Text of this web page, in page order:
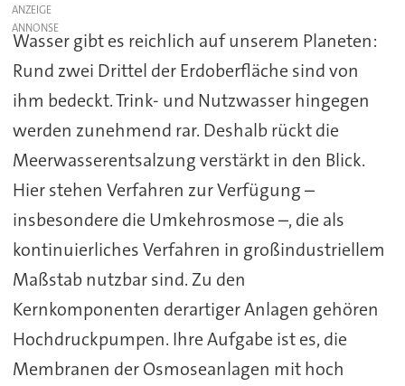
ANZEIGE
Wasser gibt es reichlich auf unserem Planeten:
Rund zwei Drittel der Erdoberfläche sind von
ihm bedeckt. Trink- und Nutzwasser hingegen
werden zunehmend rar. Deshalb rückt die
Meerwasserentsalzung verstärkt in den Blick.
Hier stehen Verfahren zur Verfügung –
insbesondere die Umkehrosmose –, die als
kontinuierliches Verfahren in großindustriellem
Maßstab nutzbar sind. Zu den
Kernkomponenten derartiger Anlagen gehören
Hochdruckpumpen. Ihre Aufgabe ist es, die
Membranen der Osmoseanlagen mit hoch